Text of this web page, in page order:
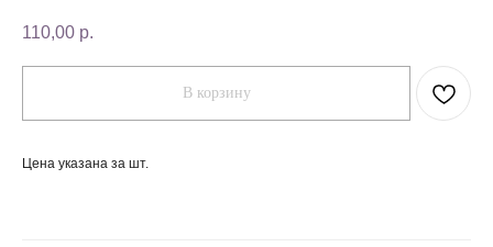
110,00 р.
В корзину
Цена указана за шт.